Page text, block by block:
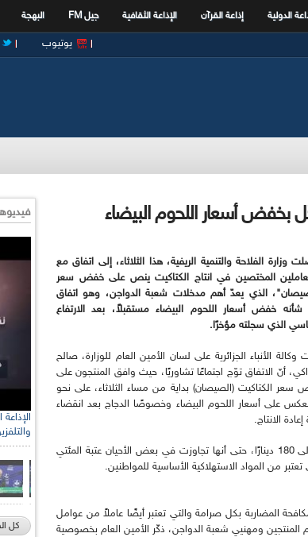
الدولية إذاعة القرآن الإذاعة الثقافية جيل FM البهجة
يوتيوب
بخفض أسعار اللحوم البيضاء
وزارة الفلاحة والتنمية الريفية، هذا الثلاثاء، إلى اتفاق مع
المختصين في انتاج الكتاكيت ينص على خفض سعر
الذي يعدّ أهم مدخلات شعبة الدواجن، وهو اتفاق
خفض أسعار اللحوم البيضاء مستقبلاً، بعد الارتفاع
الذي سجلته مؤخرًا.
وكالة الأنباء الجزائرية على لسان الأمين العام للوزارة، صالح
أنّ الاتفاق توّج اجتماعًا تشاوريًا، حيث وافق المنتجون على
سعر الكتاكيت (الصيصان) بداية من مساء الثلاثاء، على نحو
على أسعار اللحوم البيضاء وخصوصًا الدجاج بعد انقضاء
الانتاج.
وشهدت الفترة الماضية ارتفاع سعر الكتكوت الواحد من 120 إلى 180 دينارًا، حتى أنها تجاوزت في بعض الأحيان عتبة المئتي
من المواد الاستهلاكية الأساسية للمواطنين.
المضاربة بكل صرامة والتي تعتبر أيضًا عاملاً من عوامل
المنتجين ومهنيي شعبة الدواجن، ذكّر الأمين العام بخصوصية
كل